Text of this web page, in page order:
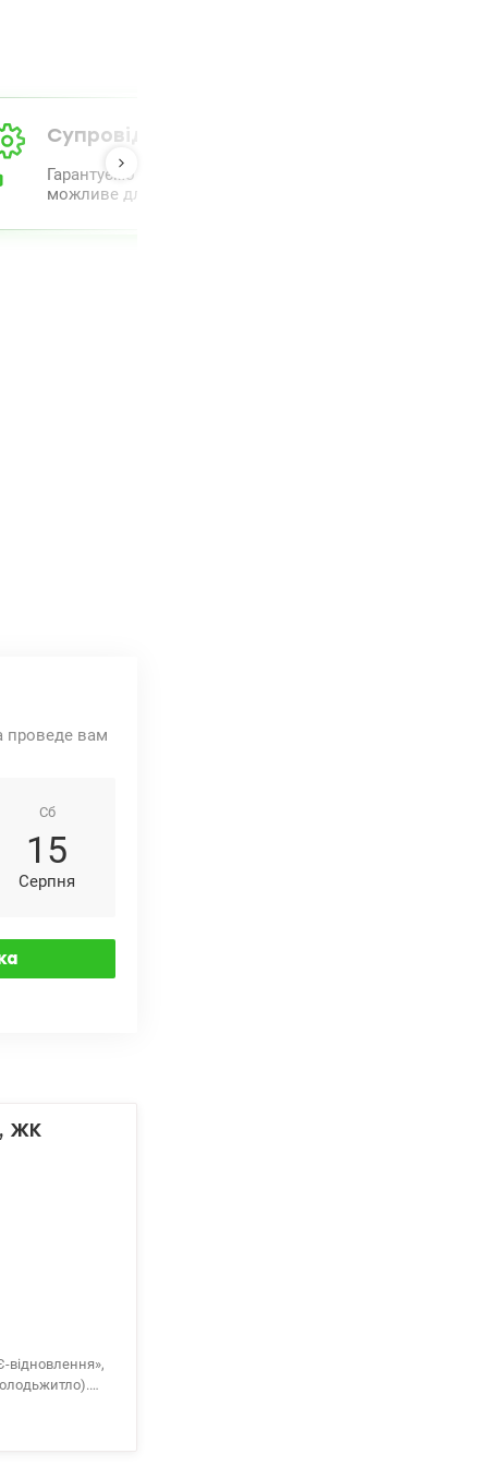
Супровід від А до Я
Гарантуємо повний комплекс супроводу та
можливе для полегшення процесу.
проведе вам
Сб
15
Серпня
ЖК
відновлення»,